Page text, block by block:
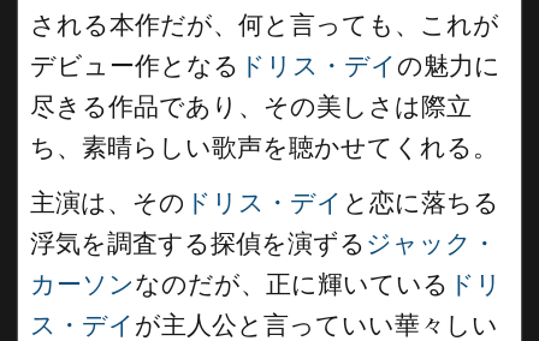
される本作だが、何と言っても、これが
デビュー作となる ドリス・デイの魅力に
尽きる作品であり、その美しさは際立
ち、素晴らしい歌声を聴かせてくれる。
主演は、その ドリス・デイ と恋に落ちる
浮気を調査する探偵を演ずる ジャック・
カーソンなのだが、正に輝いている ドリ
ス・デイ が主人公と言っていい華々しい